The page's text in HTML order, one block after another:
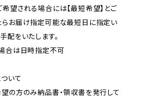
望される場合には【最短希望】とご
らお届け指定可能な最短日に指定い
配をいたします。
合は日時指定不可
いて
の方のみ納品書・領収書を発行して